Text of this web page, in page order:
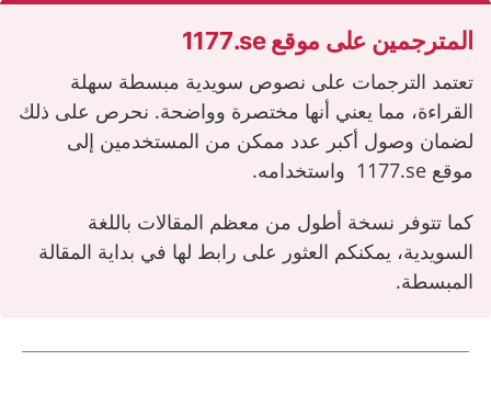
المترجمين على موقع ‎1177.se‎
تعتمد الترجمات على نصوص سويدية مبسطة سهلة
القراءة، مما يعني أنها مختصرة وواضحة. نحرص على ذلك
لضمان وصول أكبر عدد ممكن من المستخدمين إلى
موقع ‎1177.se‎ واستخدامه.
كما تتوفر نسخة أطول من معظم المقالات باللغة
السويدية، يمكنكم العثور على رابط لها في بداية المقالة
المبسطة.